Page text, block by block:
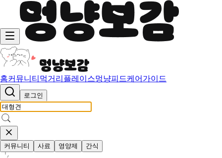
홈커뮤니티 먹거리 플레이스멍냥피드케어가이드
로그인
커뮤니티 사료 영양제 간식